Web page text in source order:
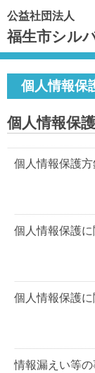
公益社団法人
福生市シル
個人情報保
個人情報保
個人情報保護方
個人情報保護
個人情報保護に
情報漏えい等